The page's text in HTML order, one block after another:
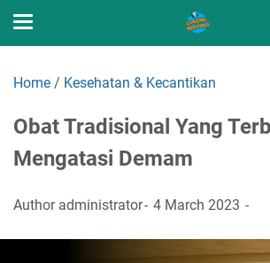
Home / Kesehatan & Kecantikan
Obat Tradisional Yang
Mengatasi Demam
Author administrator 4 March 2023